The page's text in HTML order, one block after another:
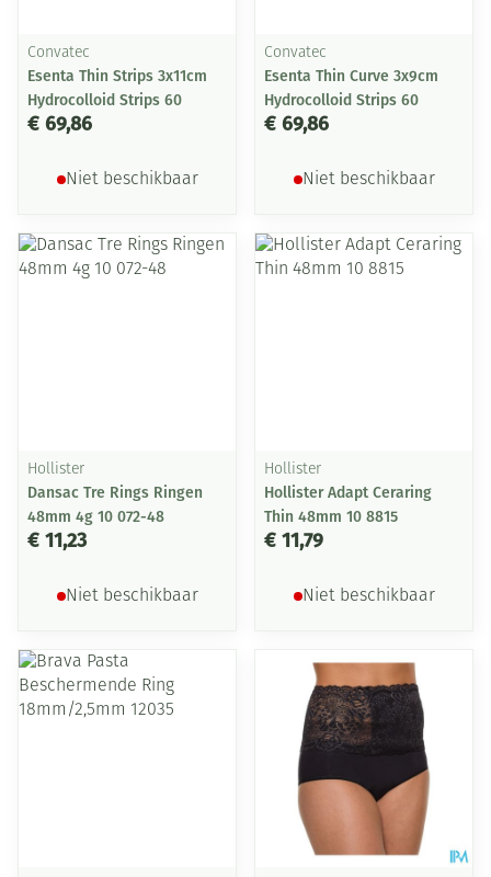
Convatec
Esenta Thin Strips 3x11cm
Hydrocolloid Strips 60
€ 69,86
Niet beschikbaar
Convatec
Esenta Thin Curve 3x9cm
Hydrocolloid Strips 60
€ 69,86
Niet beschikbaar
Hollister
Dansac Tre Rings Ringen
48mm 4g 10 072-48
€ 11,23
Niet beschikbaar
Hollister
Hollister Adapt Ceraring
Thin 48mm 10 8815
€ 11,79
Niet beschikbaar